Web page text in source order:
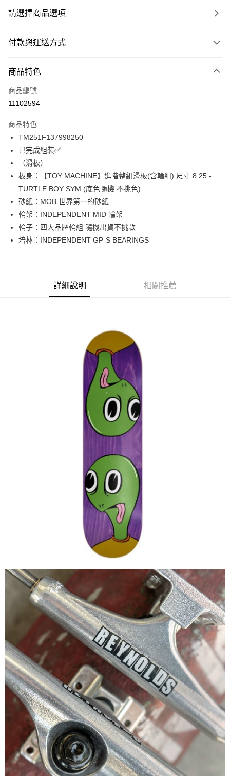
請選擇商品選項
付款與運送方式
信用卡一次付款
信用卡分期付款
合作金庫商業銀行
華南商業銀行
上海商業儲蓄銀行
國泰世華商業銀行
臺灣中小企業銀行
台中商業銀行
華泰商業銀行
遠東國際商業銀行
元大商業銀行
玉山商業銀行
台新國際商業銀行
中國信託商業銀行
台灣樂天信用卡公司
24 期 0 利率 每期
華南商業銀行
上海商業儲蓄銀行
兆豐國際商業銀行
臺灣中小企業銀行
台中商業銀行
匯豐（台灣）商業銀行
華泰商業銀行
遠東國際商業銀行
永豐商業銀行
星展（台灣）商業銀行
台新國際商業銀行
中國信託商業銀行
台灣樂天信用卡公司
LINE Pay
Apple Pay
街口支付
悠遊付
Google Pay
ATM付款
新竹貨運宅配 (需店面取貨請聯絡客服呦~~收到通知後再請前往門
商品特色
商品編號
11102594
商品特色
TM251F137998250
已完成組裝✅
（滑板）
板身：【TOY MACHINE】進階整組滑板(含輪組) 尺寸 8.25 -
TURTLE BOY SYM (底色隨機 不挑色)
砂紙：MOB 世界第一的砂紙
輪架：INDEPENDENT MID 輪架
輪子：四大品牌輪組 隨機出貨不挑款
培林：INDEPENDENT GP-S BEARINGS
詳細說明 相關推薦